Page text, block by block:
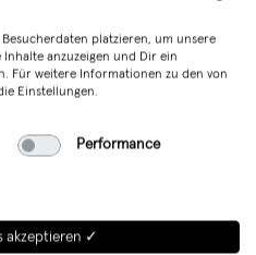
2020
2020 gegründet.
platzieren, um unsere
anzuzeigen und Dir ein
Für weitere Informationen zu den von
Einstellungen.
Performance
akzeptieren ✓